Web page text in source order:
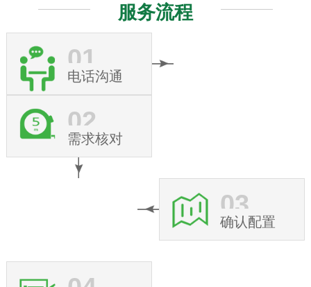
服务流程
01
电话沟通
02
需求核对
03
确认配置